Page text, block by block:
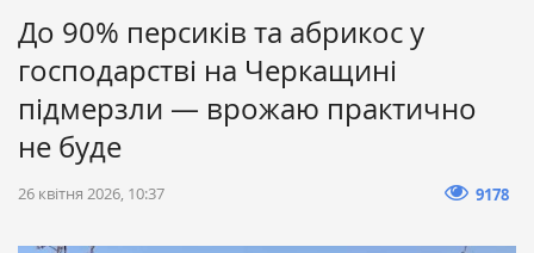
До 90% персиків та абрикос у
господарстві на Черкащині
підмерзли — врожаю практично
не буде
26 квітня 2026, 10:37 9178